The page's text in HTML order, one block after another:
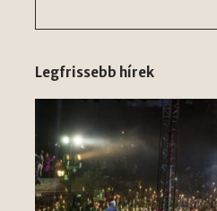
Legfrissebb hírek